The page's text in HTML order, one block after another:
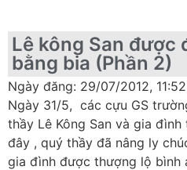
Lê kông San được
bằng bia (Phần 2)
Ngày đăng: 29/07/2012,
Ngày 31/5, các cựu GS
thầy Lê Kông San và gia đình
đây , quý thầy đã nâng ly
gia đình được thượng lộ bình